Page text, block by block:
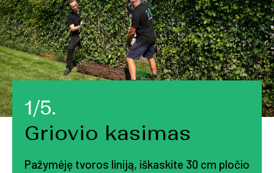
1/5.
Griovio kasimas
Pažymėję tvoros liniją, iškaskite 30 cm pločio